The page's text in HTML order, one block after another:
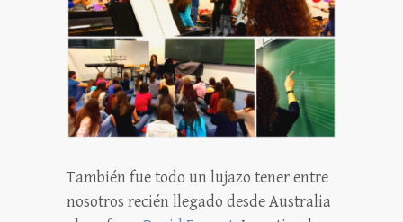
También fue todo un lujazo tener entre
nosotros recién llegado desde Australia